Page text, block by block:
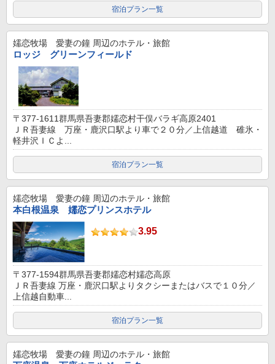
宿泊プラン一覧
嬬恋牧場 愛妻の鐘 周辺のホテル・旅館
ロッジ グリーンフィールド
〒377-1611群馬県吾妻郡嬬恋村干俣バラギ高原2401
ＪＲ吾妻線 万座・鹿沢口駅より車で２０分／上信越道 碓氷・
軽井沢ＩＣよ...
宿泊プラン一覧
嬬恋牧場 愛妻の鐘 周辺のホテル・旅館
本白根温泉 嬬恋プリンスホテル
3.95
〒377-1594群馬県吾妻郡嬬恋村嬬恋高原
ＪＲ吾妻線 万座・鹿沢口駅よりタクシーまたはバスで１０分／
上信越自動車...
宿泊プラン一覧
嬬恋牧場 愛妻の鐘 周辺のホテル・旅館